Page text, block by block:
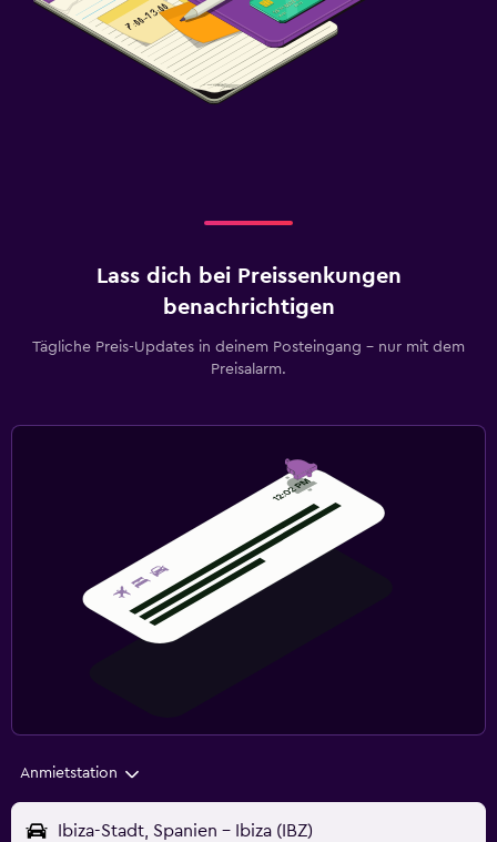
Lass dich bei Preissenkungen
benachrichtigen
Tägliche Preis-Updates in deinem Posteingang – nur mit dem
Preisalarm.
Anmietstation
Ibiza-Stadt, Spanien - Ibiza (IBZ)